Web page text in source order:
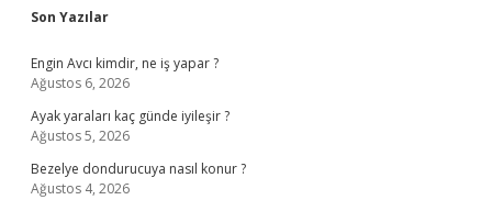
Sidebar
Son Yazılar
Engin Avcı kimdir, ne iş yapar ?
Ağustos 6, 2026
Ayak yaraları kaç günde iyileşir ?
Ağustos 5, 2026
Bezelye dondurucuya nasıl konur ?
Ağustos 4, 2026